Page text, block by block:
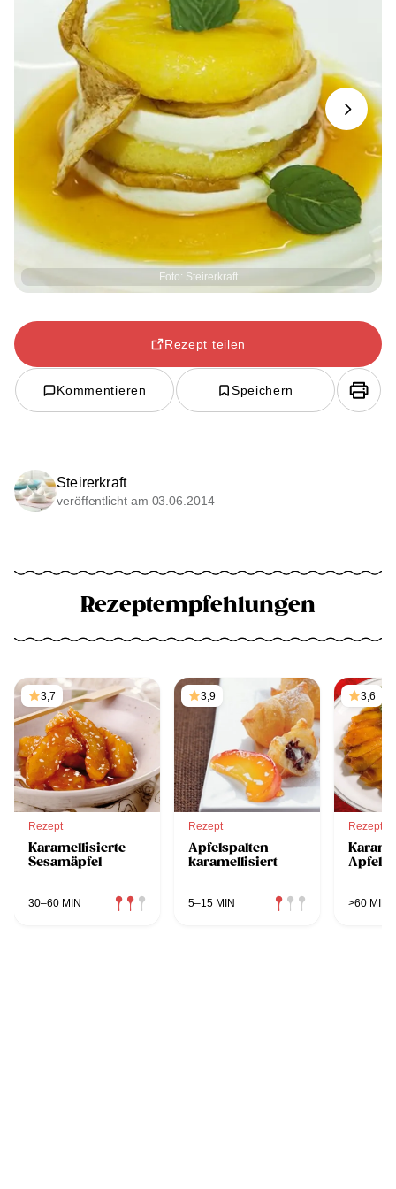
Foto: Steirerkraft
Next
Rezept teilen
Kommentieren Speichern
Steirerkraft
veröffentlicht am 03.06.2014
Rezeptempfehlungen
3,7
Rezept
Karamellisierte
Sesamäpfel
30–60 MIN
3,9
Rezept
Apfelspalten
karamellisiert
5–15 MIN
3,6
Rezept
>60 MIN